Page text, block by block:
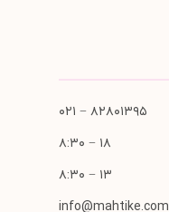
۸۲۸۰۱۳۹۵ − ۰۲۱
۱۸ − ۸:۳۰
۱۳ − ۸:۳۰
info@mahtike.com